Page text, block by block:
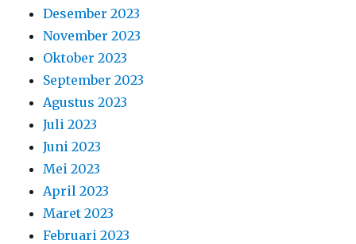
Desember 2023
November 2023
Oktober 2023
September 2023
Agustus 2023
Juli 2023
Juni 2023
Mei 2023
April 2023
Maret 2023
Februari 2023